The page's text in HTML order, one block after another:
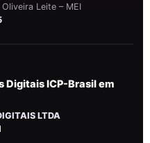
Leite – MEI
Digitais ICP-Brasil em
LTDA